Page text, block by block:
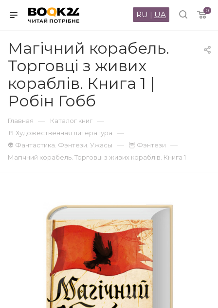
0
RU | UA
Магічний корабель.
Торговці з живих
кораблів. Книга 1 |
Робін Гобб
Главная — Каталог книг —
📒 Художественная литература —
👽 Фантастика. Фэнтези. Ужасы — 🦉 Фэнтези —
Магічний корабель. Торговці з живих кораблів. Книга 1